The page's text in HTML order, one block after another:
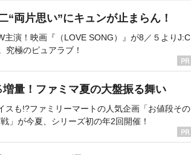
“両片思い”にキュンが止まらん！
主演！映画『（LOVE SONG）』が8／５よりJ:C
究極のピュアラブ！
量！ファミマ夏の大盤振る舞い
スも!?ファミリーマートの人気企画「お値段その
」が今夏、シリーズ初の年2回開催！